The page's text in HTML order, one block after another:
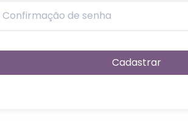
Cadastrar